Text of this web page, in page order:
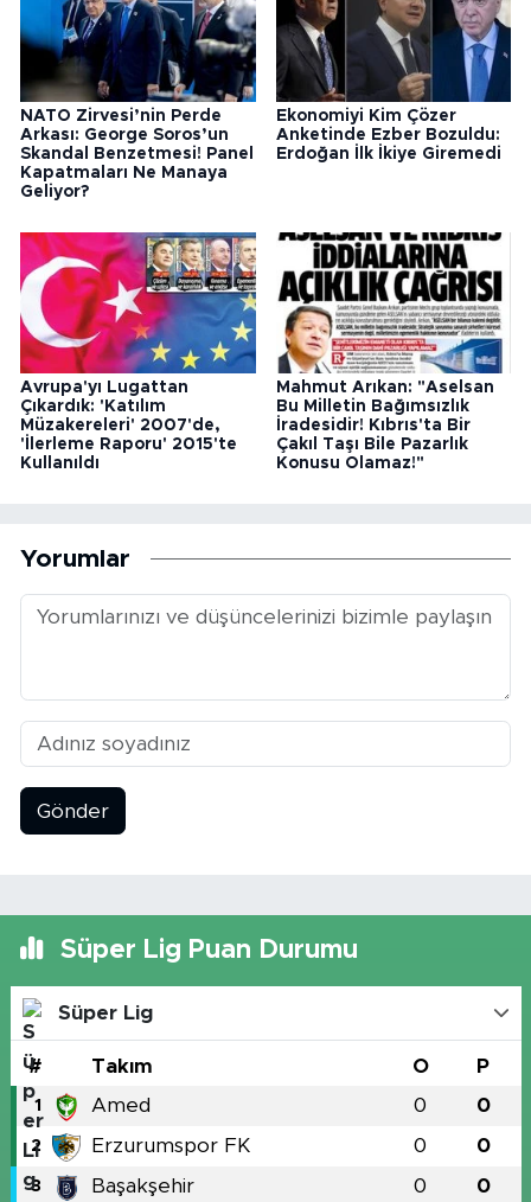
NATO Zirvesi’nin Perde
Arkası: George Soros’un
Skandal Benzetmesi! Panel
Kapatmaları Ne Manaya
Geliyor?
Ekonomiyi Kim Çözer
Anketinde Ezber Bozuldu:
Erdoğan İlk İkiye Giremedi
Avrupa'yı Lugattan
Çıkardık: 'Katılım
Müzakereleri' 2007'de,
'İlerleme Raporu' 2015'te
Kullanıldı
Mahmut Arıkan: "Aselsan
Bu Milletin Bağımsızlık
İradesidir! Kıbrıs'ta Bir
Çakıl Taşı Bile Pazarlık
Konusu Olamaz!"
Yorumlar
Gönder
Süper Lig Puan Durumu
Süper Lig
# Takım O P
1 Amed 0 0
2 Erzurumspor FK 0 0
3 Başakşehir 0 0